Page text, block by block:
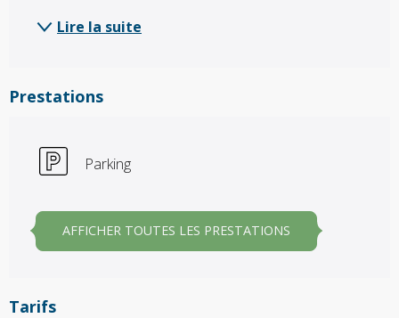
Lire la suite
Prestations
Parking
AFFICHER TOUTES LES PRESTATIONS
Tarifs